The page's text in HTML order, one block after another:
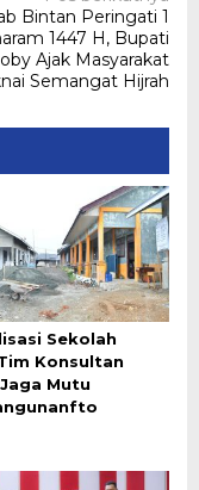
Bintan Peringati 1
1447 H, Bupati
Ajak Masyarakat
Semangat Hijrah
Sekolah
Konsultan
Mutu